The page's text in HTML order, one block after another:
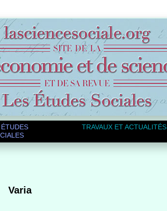
TRAVAUX ET ACTUALITÉS
Varia